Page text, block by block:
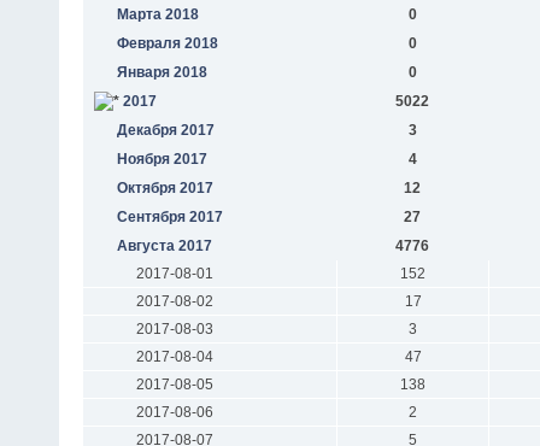
Марта 2018
0
Февраля 2018
0
Января 2018
0
2017
5022
Декабря 2017
3
Ноября 2017
4
Октября 2017
12
Сентября 2017
27
Августа 2017
4776
2017-08-01
152
2017-08-02
17
2017-08-03
3
2017-08-04
47
2017-08-05
138
2017-08-06
2
2017-08-07
5